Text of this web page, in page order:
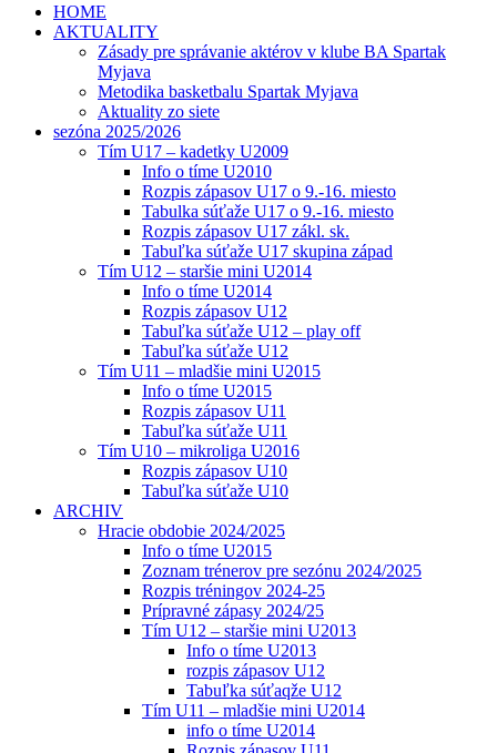
HOME
AKTUALITY
Zásady pre správanie aktérov v klube BA Spartak
Myjava
Metodika basketbalu Spartak Myjava
Aktuality zo siete
sezóna 2025/2026
Tím U17 – kadetky U2009
Info o tíme U2010
Rozpis zápasov U17 o 9.-16. miesto
Tabulka súťaže U17 o 9.-16. miesto
Rozpis zápasov U17 zákl. sk.
Tabuľka súťaže U17 skupina západ
Tím U12 – staršie mini U2014
Info o tíme U2014
Rozpis zápasov U12
Tabuľka súťaže U12 – play off
Tabuľka súťaže U12
Tím U11 – mladšie mini U2015
Info o tíme U2015
Rozpis zápasov U11
Tabuľka súťaže U11
Tím U10 – mikroliga U2016
Rozpis zápasov U10
Tabuľka súťaže U10
ARCHIV
Hracie obdobie 2024/2025
Info o tíme U2015
Zoznam trénerov pre sezónu 2024/2025
Rozpis tréningov 2024-25
Prípravné zápasy 2024/25
Tím U12 – staršie mini U2013
Info o tíme U2013
rozpis zápasov U12
Tabuľka súťaqže U12
Tím U11 – mladšie mini U2014
info o tíme U2014